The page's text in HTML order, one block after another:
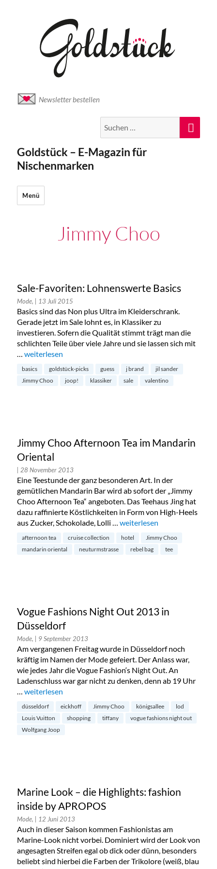
Newsletter bestellen
nach:
Goldstück – E-Magazin für
Nischenmarken
Menü
Jimmy Choo
Sale-Favoriten: Lohnenswerte Basics
Mode, | 13 Juli 2015
Basics sind das Non plus Ultra im Kleiderschrank.
Gerade jetzt im Sale lohnt es, in Klassiker zu
investieren. Sofern die Qualität stimmt trägt man die
schlichten Teile über viele Jahre und sie lassen sich mit
… „Sale-Favoriten: Lohnenswerte Basics“
weiterlesen
basics goldstück-picks guess j brand
jil sander
Jimmy Choo
joop! klassiker sale valentino
Jimmy Choo Afternoon Tea im Mandarin
Oriental
| 28 November 2013
Eine Teestunde der ganz besonderen Art. In der
gemütlichen Mandarin Bar wird ab sofort der „Jimmy
Choo Afternoon Tea“ angeboten. Das Teehaus Jing hat
dazu raffinierte Köstlichkeiten in Form von High-Heels
aus Zucker, Schokolade, Lolli … „Jimmy Choo Afternoon
weiterlesen
afternoon tea cruise collection hotel
Jimmy Choo
mandarin oriental
neuturmstrasse rebel bag tee
Vogue Fashions Night Out 2013 in
Düsseldorf
Mode, | 9 September 2013
Am vergangenen Freitag wurde in Düsseldorf noch
kräftig im Namen der Mode gefeiert. Der Anlass war,
wie jedes Jahr die Vogue Fashion‘s Night Out. An
Ladenschluss war gar nicht zu denken, denn ab 19 Uhr
… „Vogue Fashions Night Out 2013 in Düsseldorf“
weiterlesen
düsseldorf eickhoff Jimmy Choo königsallee
lod
Louis Vuitton
shopping tiffany
vogue fashions night out
Wolfgang Joop
Marine Look – die Highlights: fashion
inside by APROPOS
Mode, | 12 Juni 2013
Auch in dieser Saison kommen Fashionistas am
Marine-Look nicht vorbei. Dominiert wird der Look von
angesagten Streifen egal ob dick oder dünn, besonders
beliebt sind hierbei die Farben der Trikolore (weiß, blau